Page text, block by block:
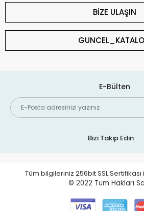
BİZE ULAŞIN
E-Bülten
Bizi Takip Edin
Tüm bilgileriniz 256bit SSL
© 2022 Tüm Hakları